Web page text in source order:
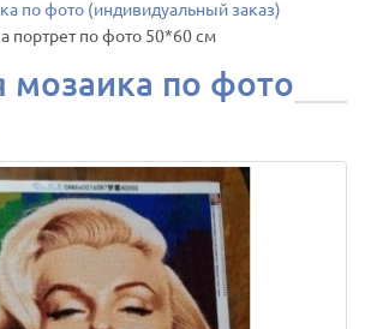
по фото (индивидуальный заказ)
портрет по фото 50*60 см
мозаика по фото